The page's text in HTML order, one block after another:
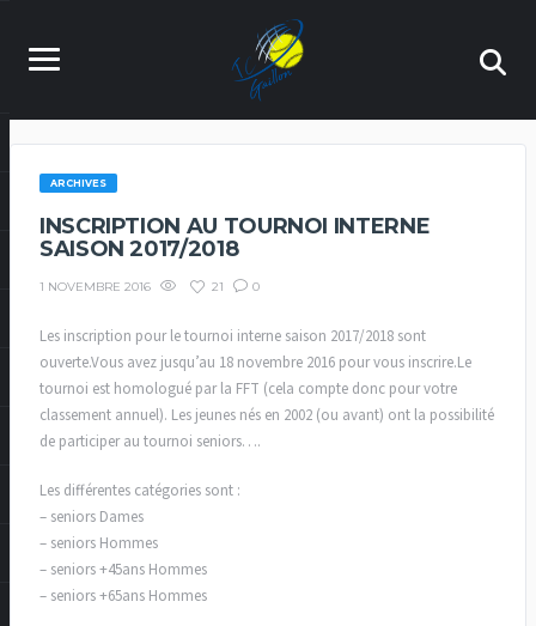
ARCHIVES
INSCRIPTION AU TOURNOI INTERNE
SAISON 2017/2018
1 NOVEMBRE 2016 21 0
Les inscription pour le tournoi interne saison 2017/2018 sont
ouverte.Vous avez jusqu’au 18 novembre 2016 pour vous inscrire.Le
tournoi est homologué par la FFT (cela compte donc pour votre
classement annuel). Les jeunes nés en 2002 (ou avant) ont la possibilité
de participer au tournoi seniors….
Les différentes catégories sont :
– seniors Dames
– seniors Hommes
– seniors +45ans Hommes
– seniors +65ans Hommes